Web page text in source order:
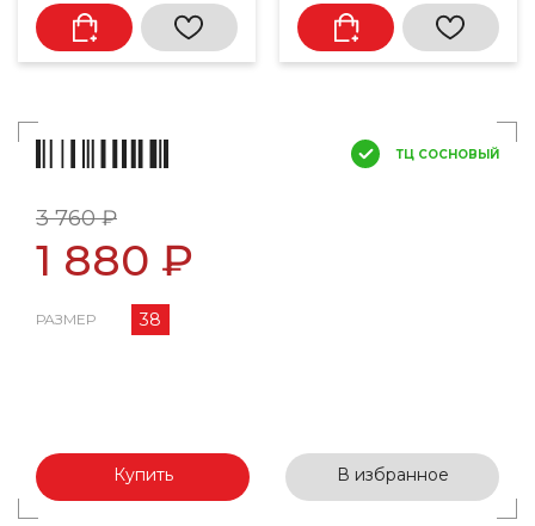
ТЦ СОСНОВЫЙ
3 760 ₽
1 880 ₽
РАЗМЕР 38
Купить В избранное